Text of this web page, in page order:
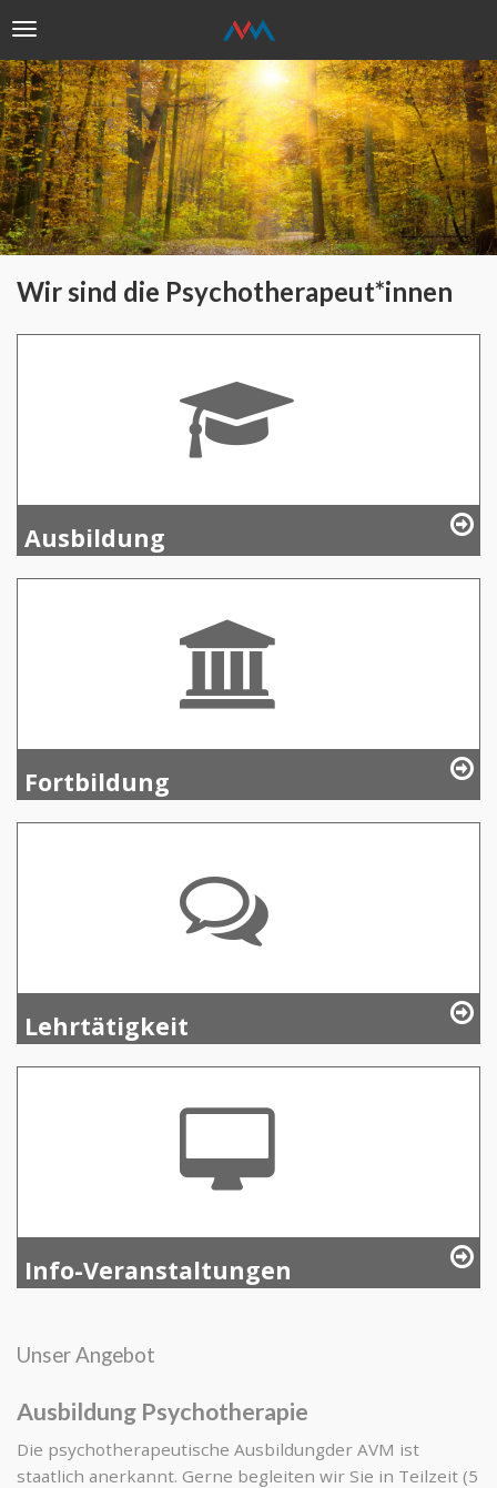
Direkt
zum
Inhalt
Toggle
navigation
Wir sind die Psychotherapeut*innen
Ausbildung
Fortbildung
Lehrtätigkeit
Info-Veranstaltungen
Unser Angebot
Ausbildung Psychotherapie
Die psychotherapeutische Ausbildungder AVM ist
staatlich anerkannt. Gerne begleiten wir Sie in Teilzeit (5